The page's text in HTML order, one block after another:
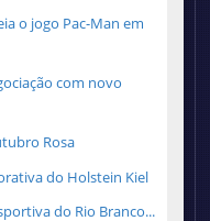
o jogo Pac-Man em
com novo
Rosa
do Holstein Kiel
do Rio Branco...